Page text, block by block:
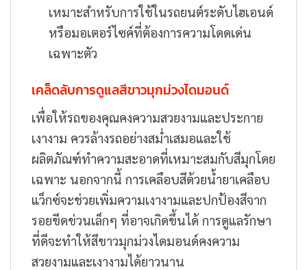
เหมาะสำหรับการใช้ในรถยนต์ระดับไฮเอนด์
หรือมอเตอร์ไซค์ที่ต้องการความโดดเด่น
เฉพาะตัว
เคล็ดลับการดูแลสีขาวมุกม่วงไดมอนด์
เพื่อให้รถของคุณคงความสวยงามและประกาย
เงางาม ควรล้างรถอย่างสม่ำเสมอและใช้
ผลิตภัณฑ์ทำความสะอาดที่เหมาะสมกับสีมุกโดย
เฉพาะ นอกจากนี้ การเคลือบสีด้วยน้ำยาเคลือบ
แว็กซ์จะช่วยเพิ่มความเงางามและปกป้องสีจาก
รอยขีดข่วนเล็กๆ ที่อาจเกิดขึ้นได้ การดูแลรักษา
ที่ดีจะทำให้สีขาวมุกม่วงไดมอนด์คงความ
สวยงามและเงางามได้ยาวนาน